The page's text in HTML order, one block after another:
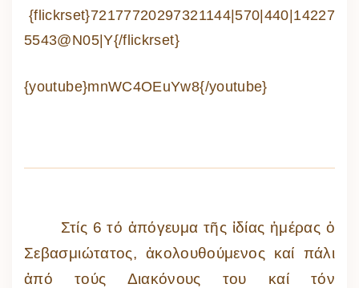
{flickrset}72177720297321144|570|440|14227
5543@N05|Y{/flickrset}
{youtube}mnWC4OEuYw8{/youtube}
Στίς 6 τό ἀπόγευμα τῆς ἰδίας ἡμέρας ὁ
Σεβασμιώτατος, ἀκολουθούμενος καί πάλι
ἀπό τούς Διακόνους του καί τόν